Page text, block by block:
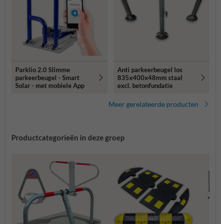
Parklio 2.0 Slimme
parkeerbeugel - Smart
Solar - met mobiele App
Anti parkeerbeugel los
835x400x48mm staal
excl. betonfundatie
Meer gerelateerde producten
Productcategorieën in deze groep